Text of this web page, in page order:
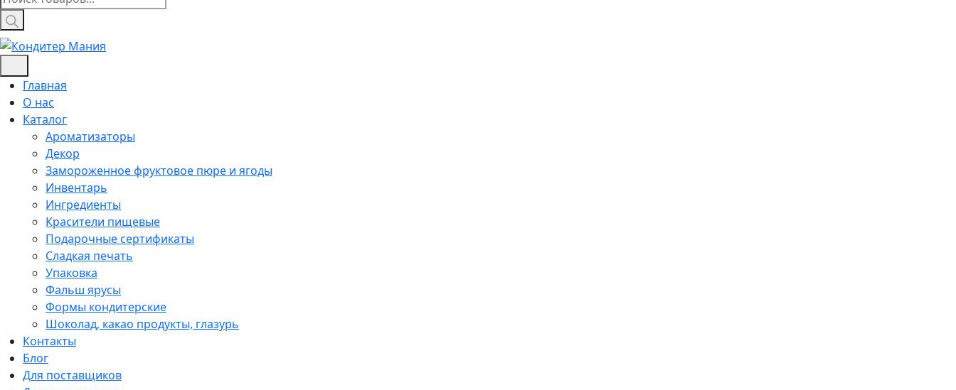
товаров
Главная
О нас
Каталог
Ароматизаторы
Декор
Замороженное фруктовое пюре и ягоды
Инвентарь
Ингредиенты
Красители пищевые
Подарочные сертификаты
Сладкая печать
Упаковка
Фальш ярусы
Формы кондитерские
Шоколад, какао продукты, глазурь
Контакты
Блог
Для поставщиков